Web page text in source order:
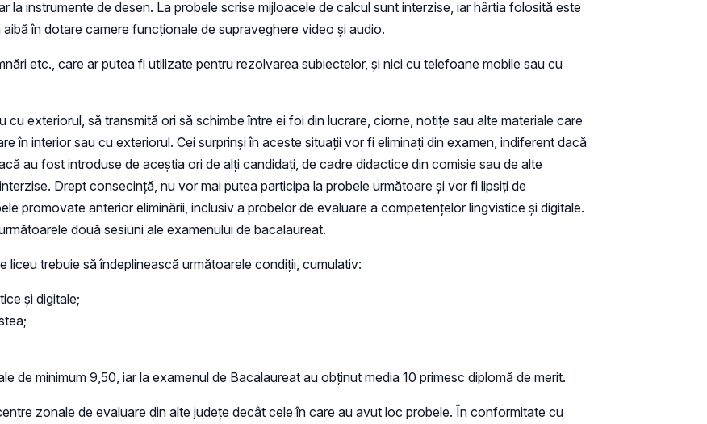
instrumente de desen. La probele scrise mijloacele de calcul sunt interzise, iar hârtia folosită este
în dotare camere funcţionale de supraveghere video şi audio.
etc., care ar putea fi utilizate pentru rezolvarea subiectelor, şi nici cu telefoane mobile sau cu
exteriorul, să transmită ori să schimbe între ei foi din lucrare, ciorne, notiţe sau alte materiale care
în interior sau cu exteriorul. Cei surprinşi în aceste situaţii vor fi eliminaţi din examen, indiferent dacă
au fost introduse de aceştia ori de alţi candidaţi, de cadre didactice din comisie sau de alte
Drept consecinţă, nu vor mai putea participa la probele următoare şi vor fi lipsiţi de
promovate anterior eliminării, inclusiv a probelor de evaluare a competenţelor lingvistice şi digitale.
două sesiuni ale examenului de bacalaureat.
trebuie să îndeplinească următoarele condiţii, cumulativ:
şi digitale;
de minimum 9,50, iar la examenul de Bacalaureat au obţinut media 10 primesc diplomă de merit.
zonale de evaluare din alte judeţe decât cele în care au avut loc probele. În conformitate cu